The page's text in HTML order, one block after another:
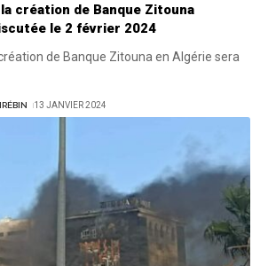
création de Banque Zitouna
le 2 février 2024
de Banque Zitouna en Algérie sera
13 JANVIER 2024